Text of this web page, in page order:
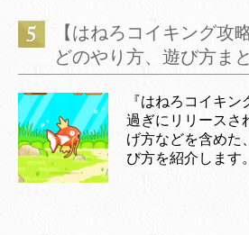
【はねろコイキング攻
どのやり方、遊び方ま
『はねろコイキ
過ぎにリリース
げ方などを含めた
び方を紹介します